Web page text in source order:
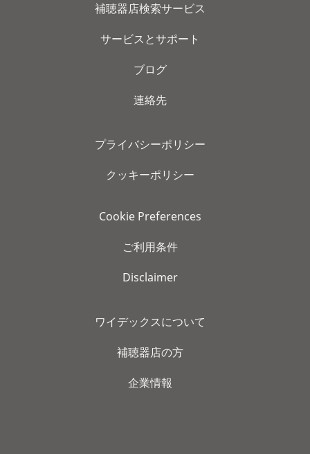
補聴器店検索サービス
サービスとサポート
ブログ
連絡先
プライバシーポリシー
クッキーポリシー
Cookie Preferences
ご利用条件
Disclaimer
ワイデックスについて
補聴器店の方
企業情報